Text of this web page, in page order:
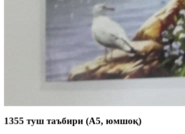
1355 туш таъбири (А5, юмшоқ)